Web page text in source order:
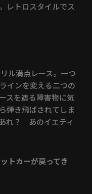
レトロスタイルでス
ル満点レース。一つ
インを変える二つの
スを遮る障害物に気
弾き飛ばされてしま
れ？ あのイエティ
トカーが戻ってき